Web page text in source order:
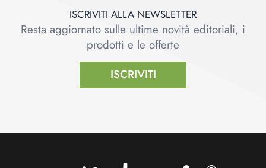
ISCRIVITI ALLA NEWSLETTER
Resta aggiornato sulle ultime novità editoriali, i
prodotti e le offerte
ISCRIVITI